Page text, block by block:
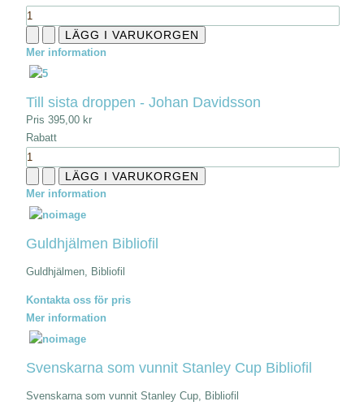
Mer information
Till sista droppen - Johan Davidsson
Pris395,00 kr
Rabatt
Mer information
Guldhjälmen Bibliofil
Guldhjälmen, Bibliofil
Kontakta oss för pris
Mer information
Svenskarna som vunnit Stanley Cup Bibliofil
Svenskarna som vunnit Stanley Cup, Bibliofil